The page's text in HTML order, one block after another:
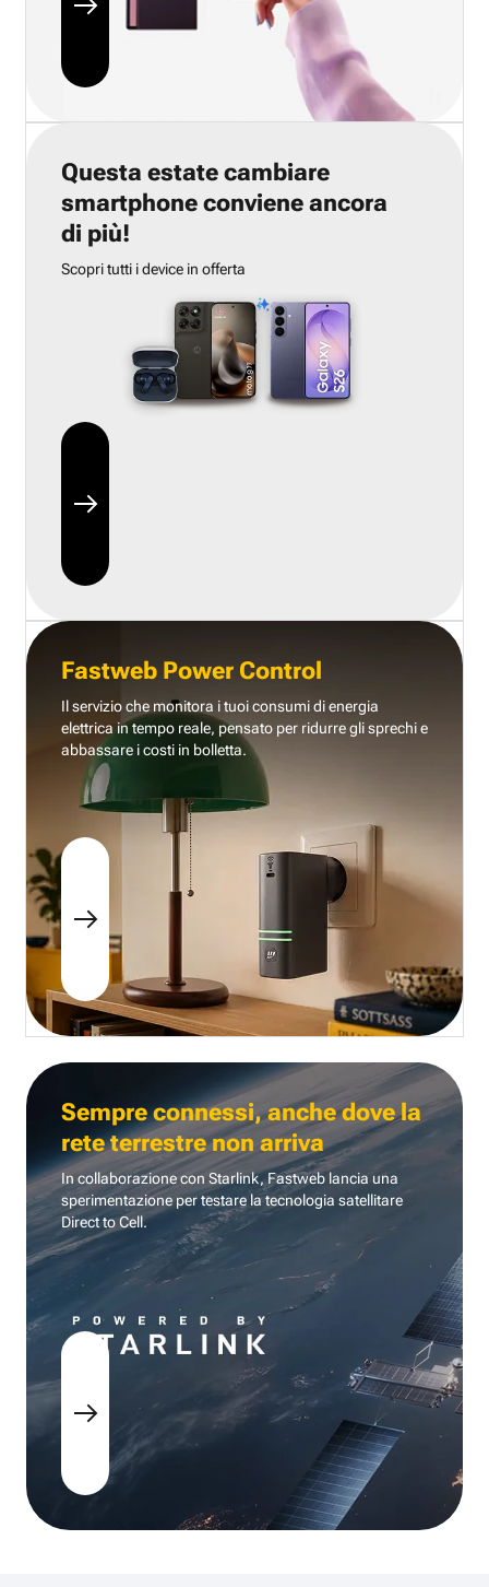
Questa estate cambiare
smartphone conviene ancora
di più!
Scopri tutti i device in offerta
Fastweb Power Control
Il servizio che monitora i tuoi consumi di energia
elettrica in tempo reale, pensato per ridurre gli sprechi e
abbassare i costi in bolletta.
Sempre connessi, anche dove la
rete terrestre non arriva
In collaborazione con Starlink, Fastweb lancia una
sperimentazione per testare la tecnologia satellitare
Direct to Cell.